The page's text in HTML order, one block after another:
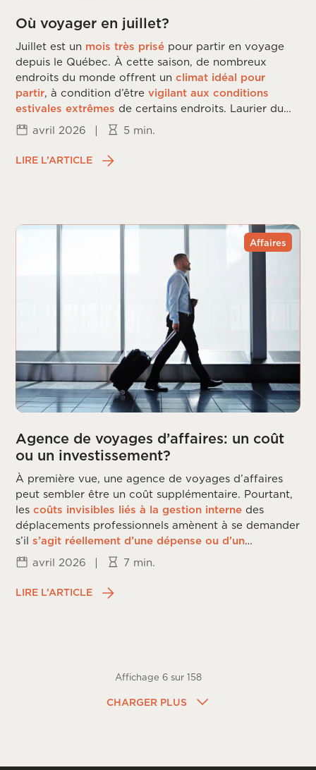
Où voyager en juillet?
Juillet est un mois très prisé pour partir en voyage
depuis le Québec. À cette saison, de nombreux
endroits du monde offrent unclimat idéal pour
partir, à condition d’êtrevigilant aux conditions
estivales extrêmes de certains endroits. Laurier du
Vallon vous dévoile les
meilleures destinations
voyage en
juillet
avril 2026 | 5 min.
LIRE L’ARTICLE
Affaires
Agence de voyages d’affaires: un coût
ou un investissement?
À première vue, une agence de voyages d’affaires
peut sembler être un coût supplémentaire. Pourtant,
lescoûts invisibles liés à la gestion interne des
déplacements professionnels amènent à se demander
s’il s’agit réellement d’une dépense ou d’un
investissement .
avril 2026 | 7 min.
LIRE L’ARTICLE
Affichage 6sur 158
CHARGER PLUS